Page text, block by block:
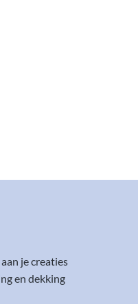
je creaties
en dekking